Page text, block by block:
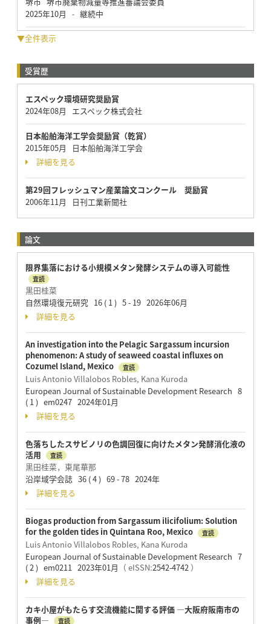
2025年10月
- 継続中
▼全件表示
受賞歴
エスペック環境研究奨励賞
2024年08月 エスペック株式会社
日本船舶海洋工学会奨励賞（乾賞）
2015年05月 日本船舶海洋工学会
詳細を見る
第29回フレッシュマン産業論文コンクール 奨励賞
2006年11月 日刊工業新聞社
論文
限界集落における小規模メタン発酵システムの導入可能性
査読
黒田桂菜
自然環境復元研究 16 ( 1 ) 5 - 19 2026年06月
詳細を見る
An investigation into the Pelagic Sargassum incursion
phenomenon: A study of seaweed coastal influxes on
Cozumel Island, Mexico
査読
Luis Antonio Villalobos Robles, Kana Kuroda
European Journal of Sustainable Development Research 8
( 1 ) em0247 2024年01月
詳細を見る
色落ちしたスサビノリの色調回復に向けたメタン発酵消化液の
活用
査読
黒田桂菜，東尾華那
沿岸域学会誌 36 ( 4 ) 69 - 78 2024年
詳細を見る
Biogas production from Sargassum ilicifolium: Solution
for the golden tides in Quintana Roo, Mexico
査読
Luis Antonio Villalobos Robles, Kana Kuroda
European Journal of Sustainable Development Research 7
( 2 ) em0211 2023年01月 （ eISSN:2542-4742 ）
詳細を見る
カキ小屋がもたらす交流機能に関する評価 ―大阪府阪南市の
事例―
査読